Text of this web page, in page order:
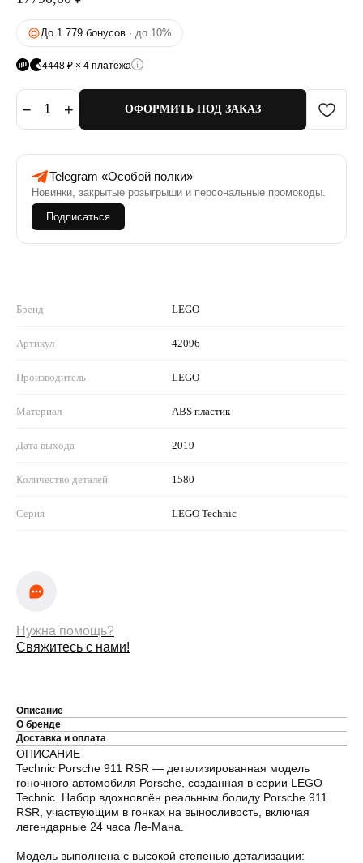
До 1 779 бонусов · до 10%
4448 ₽ × 4 платежа
− 1 + ОФОРМИТЬ ПОД ЗАКАЗ
Telegram «Особой полки»
Новинки, закрытые розыгрыши и персональные промокоды.
Подписаться
Бренд LEGO
Артикул 42096
Производитель LEGO
Материал ABS пластик
Дата выхода 2019
Количество деталей 1580
Серия LEGO Technic
Нужна помощь?
Свяжитесь с нами!
Описание
О бренде
Доставка и оплата
ОПИСАНИЕ
Technic Porsche 911 RSR — детализированная модель
гоночного автомобиля Porsche, созданная в серии LEGO
Technic. Набор вдохновлён реальным болиду Porsche 911
RSR, участвующим в гонках на выносливость, включая
легендарные 24 часа Ле-Мана.
Модель выполнена с высокой степенью детализации: